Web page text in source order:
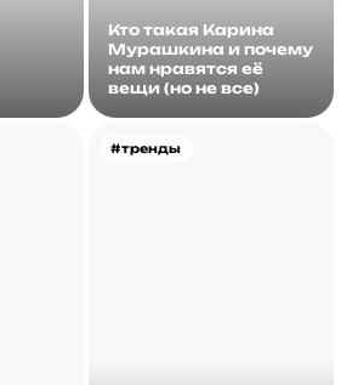
Кто такая Карина
Мурашкина и почему
нам нравятся её
вещи (но не все)
#тренды